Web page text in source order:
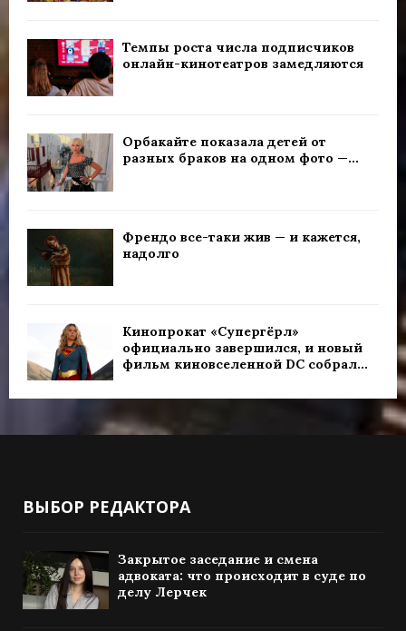
Темпы роста числа подписчиков
онлайн-кинотеатров замедляются
Орбакайте показала детей от
разных браков на одном фото —...
Френдо все-таки жив — и кажется,
надолго
Кинопрокат «Супергёрл»
официально завершился, и новый
фильм киновселенной DC собрал...
ВЫБОР РЕДАКТОРА
Закрытое заседание и смена
адвоката: что происходит в суде по
делу Лерчек